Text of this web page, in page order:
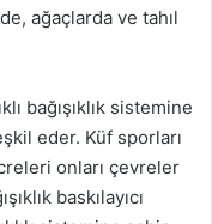
ağaçlarda ve tahıl
bağışıklık sistemine
eder. Küf sporları
onları çevreler
baskılayıcı